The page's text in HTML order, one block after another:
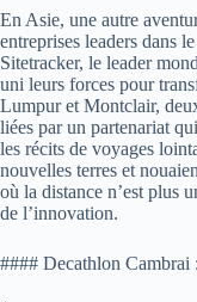
En Asie, une autre
entreprises leaders dans
Sitetracker, le leader
uni leurs forces pour
Lumpur et Montclair,
liées par un partenariat
les récits de voyages
nouvelles terres et
où la distance n’est plus
de l’innovation.
#### Decathlon